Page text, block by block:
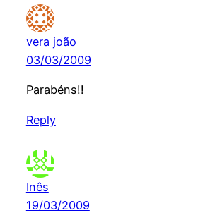
vera joão
03/03/2009
Parabéns!!
Reply
Inês
19/03/2009